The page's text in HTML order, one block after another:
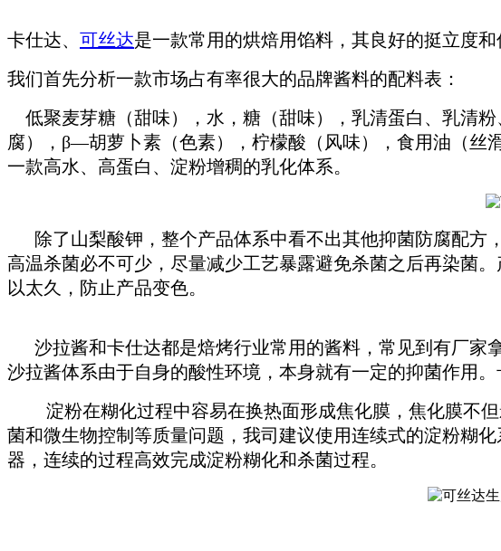
卡仕达、 可丝达是一款常用的烘焙用馅料，其良好的挺立度
我们首先分析一款市场占有率很大的品牌酱料的配料表：
低聚麦芽糖（甜味），水，糖（甜味），乳清蛋白、乳清
腐），β—胡萝卜素（色素），柠檬酸（风味），食用油（丝
一款高水、高蛋白、淀粉增稠的乳化体系。
除了山梨酸钾，整个产品体系中看不出其他抑菌防腐配方
高温杀菌必不可少，尽量减少工艺暴露避免杀菌之后再染菌
以太久，防止产品变色。
沙拉酱和卡仕达都是焙烤行业常用的酱料，常见到有厂家
沙拉酱体系由于自身的酸性环境，本身就有一定的抑菌作用
淀粉在糊化过程中容易在换热面形成焦化膜，焦化膜不
菌和微生物控制等质量问题，我司建议使用连续式的淀粉糊
器，连续的过程高效完成淀粉糊化和杀菌过程。